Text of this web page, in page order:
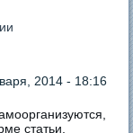
2014 - 18:16
статьи,